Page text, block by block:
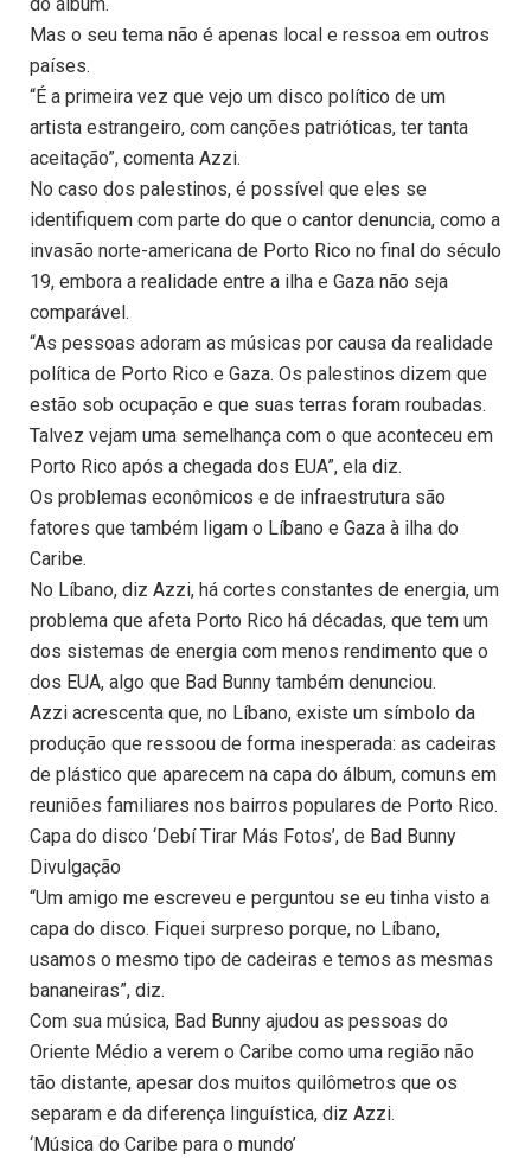
Mas o seu tema não é apenas local e ressoa em outros
países.
“É a primeira vez que vejo um disco político de um
artista estrangeiro, com canções patrióticas, ter tanta
aceitação”, comenta Azzi.
No caso dos palestinos, é possível que eles se
identifiquem com parte do que o cantor denuncia, como a
invasão norte-americana de Porto Rico no final do século
19, embora a realidade entre a ilha e Gaza não seja
comparável.
“As pessoas adoram as músicas por causa da realidade
política de Porto Rico e Gaza. Os palestinos dizem que
estão sob ocupação e que suas terras foram roubadas.
Talvez vejam uma semelhança com o que aconteceu em
Porto Rico após a chegada dos EUA”, ela diz.
Os problemas econômicos e de infraestrutura são
fatores que também ligam o Líbano e Gaza à ilha do
Caribe.
No Líbano, diz Azzi, há cortes constantes de energia, um
problema que afeta Porto Rico há décadas, que tem um
dos sistemas de energia com menos rendimento que o
dos EUA, algo que Bad Bunny também denunciou.
Azzi acrescenta que, no Líbano, existe um símbolo da
produção que ressoou de forma inesperada: as cadeiras
de plástico que aparecem na capa do álbum, comuns em
reuniões familiares nos bairros populares de Porto Rico.
Capa do disco ‘Debí Tirar Más Fotos’, de Bad Bunny
Divulgação
“Um amigo me escreveu e perguntou se eu tinha visto a
capa do disco. Fiquei surpreso porque, no Líbano,
usamos o mesmo tipo de cadeiras e temos as mesmas
bananeiras”, diz.
Com sua música, Bad Bunny ajudou as pessoas do
Oriente Médio a verem o Caribe como uma região não
tão distante, apesar dos muitos quilômetros que os
separam e da diferença linguística, diz Azzi.
‘Música do Caribe para o mundo’